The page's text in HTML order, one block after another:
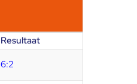
Resultaat
6:2